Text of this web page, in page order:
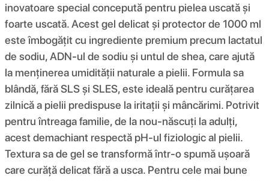
inovatoare special concepută pentru pielea uscată și
foarte uscată. Acest gel delicat și protector de 1000 ml
este îmbogățit cu ingrediente premium precum lactatul
de sodiu, ADN-ul de sodiu și untul de shea, care ajută
la menținerea umidității naturale a pielii. Formula sa
blândă, fără SLS și SLES, este ideală pentru curățarea
zilnică a pielii predispuse la iritații și mâncărimi. Potrivit
pentru întreaga familie, de la nou-născuți la adulți,
acest demachiant respectă pH-ul fiziologic al pielii.
Textura sa de gel se transformă într-o spumă ușoară
care curăță delicat fără a usca. Pentru cele mai bune